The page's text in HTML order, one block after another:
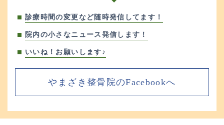
診療時間の変更など随時発信してます！
院内の小さなニュース発信します！
いいね！お願いします♪
やまざき整骨院のFacebookへ